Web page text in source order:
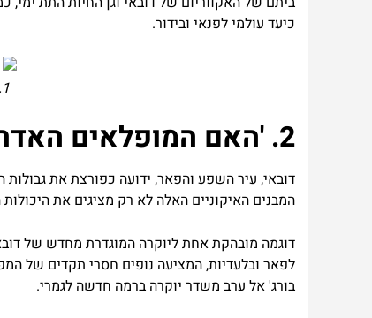
כיעד עולמי לפנאי ובידור.
1. נוף פנורמי של קו הרקיע המרשים של דובאי, המציג את יכולתה הארכיטקטונית.
2. 'האם המופלאים האדריכליים האחרונים בדובאי מגדירים מחדש יוקרה?'
דובאי, עיר השפע והפאר, ידועה כפורצת את
המבנים האיקוניים האלה לא רק מציגים את
דוגמה מובהקת אחת ליוקרה המוגדרת מחדש של
לפאר ובלעדיות, המציעה נופים חסרי תקדים של
בורג' אל ערב משדר יוקרה ברמה חדשה לגמרי.